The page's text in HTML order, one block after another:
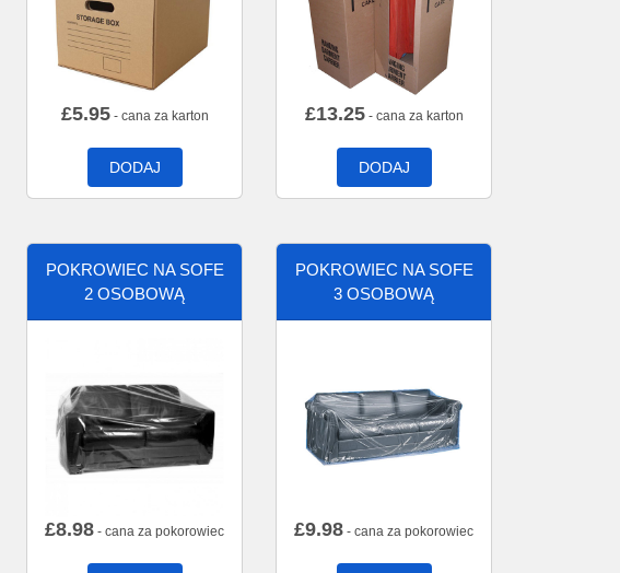
£5.95- cana za karton
DODAJ
£13.25- cana za karton
DODAJ
POKROWIEC NA SOFE
2 OSOBOWĄ
£8.98 - cana za pokorowiec
POKROWIEC NA SOFE
3 OSOBOWĄ
£9.98 - cana za pokorowiec